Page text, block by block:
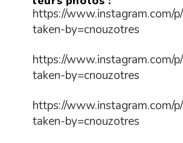
https://www.instagram.com/
taken-by=cnouzotres
https://www.instagram.com/
taken-by=cnouzotres
https://www.instagram.com/
taken-by=cnouzotres